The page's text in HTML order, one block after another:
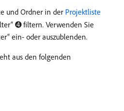
und Ordner in der Projektliste
➍ filtern. Verwenden Sie
ein- oder auszublenden.
aus den folgenden